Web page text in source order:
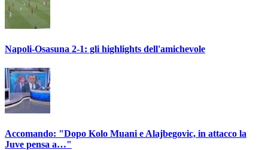
Napoli-Osasuna 2-1: gli highlights dell'amichevole
Accomando: "Dopo Kolo Muani e Alajbegovic, in attacco la
Juve pensa a…"